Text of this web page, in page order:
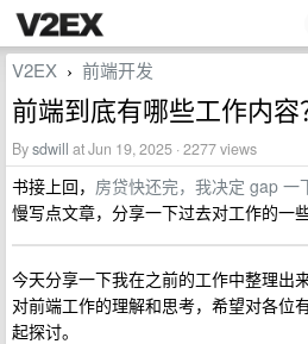
V2EX › 前端开发
前端到底有哪些工作内容
Bysdwill at Jun 19, 2025 · 2277 views
书接上回， 房贷快还完，我决定 gap 一
慢写点文章，分享一下过去对工作的一些
今天分享一下我在之前的工作中整理出
对前端工作的理解和思考，希望对各位
起探讨。